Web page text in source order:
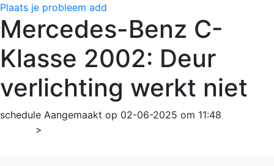
Plaats je probleem add
Mercedes-Benz C-
Klasse 2002: Deur
verlichting werkt niet
schedule Aangemaakt op 02-06-2025 om 11:48
>